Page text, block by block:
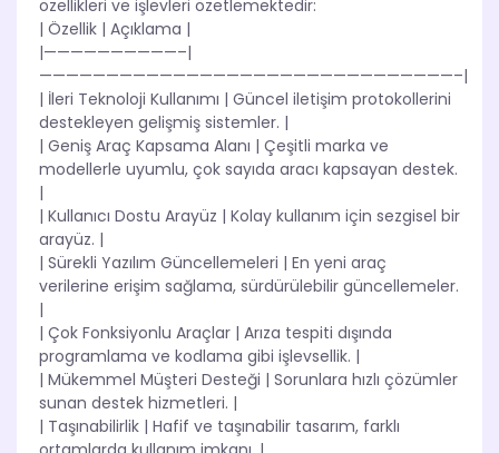
özellikleri ve işlevleri özetlemektedir:
| Özellik | Açıklama |
|——————————–|
———————————————————————————————–|
| İleri Teknoloji Kullanımı | Güncel iletişim protokollerini
destekleyen gelişmiş sistemler. |
| Geniş Araç Kapsama Alanı | Çeşitli marka ve
modellerle uyumlu, çok sayıda aracı kapsayan destek.
|
| Kullanıcı Dostu Arayüz | Kolay kullanım için sezgisel bir
arayüz. |
| Sürekli Yazılım Güncellemeleri | En yeni araç
verilerine erişim sağlama, sürdürülebilir güncellemeler.
|
| Çok Fonksiyonlu Araçlar | Arıza tespiti dışında
programlama ve kodlama gibi işlevsellik. |
| Mükemmel Müşteri Desteği | Sorunlara hızlı çözümler
sunan destek hizmetleri. |
| Taşınabilirlik | Hafif ve taşınabilir tasarım, farklı